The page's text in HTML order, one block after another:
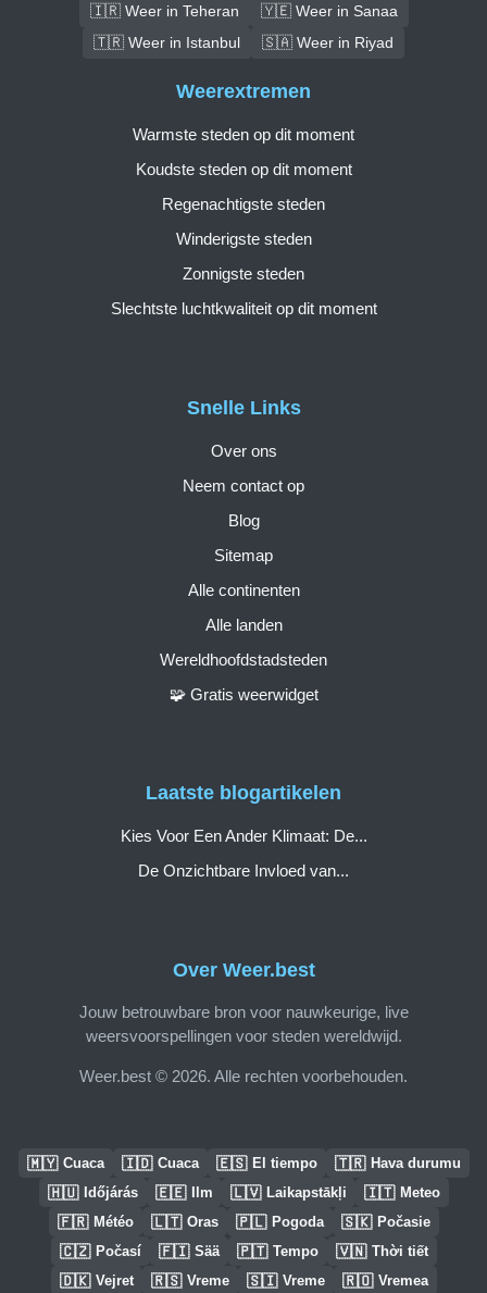
🇮🇷 Weer in Teheran
🇾🇪 Weer in Sanaa
🇹🇷 Weer in Istanbul
🇸🇦 Weer in Riyad
Over Weer.best
Jouw betrouwbare bron voor nauwkeurige, live
weersvoorspellingen voor steden wereldwijd.
Weer.best © 2026. Alle rechten voorbehouden.
Snelle Links
Over ons
Neem contact op
Blog
Sitemap
Alle continenten
Alle landen
Wereldhoofdstadsteden
🧩 Gratis weerwidget
Weerextremen
Warmste steden op dit moment
Koudste steden op dit moment
Regenachtigste steden
Winderigste steden
Zonnigste steden
Slechtste luchtkwaliteit op dit moment
Laatste blogartikelen
Kies Voor Een Ander Klimaat: De...
De Onzichtbare Invloed van...
🇲🇾 Cuaca 🇮🇩 Cuaca 🇪🇸 El tiempo 🇹🇷 Hava durumu
🇭🇺 Időjárás 🇪🇪 Ilm 🇱🇻 Laikapstākļi 🇮🇹 Meteo
🇫🇷 Météo 🇱🇹 Oras 🇵🇱 Pogoda 🇸🇰 Počasie
🇨🇿 Počasí 🇫🇮 Sää 🇵🇹 Tempo 🇻🇳 Thời tiết
🇩🇰 Vejret 🇷🇸 Vreme 🇸🇮 Vreme 🇷🇴 Vremea